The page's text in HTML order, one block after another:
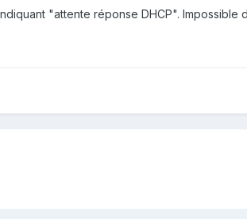
"attente réponse DHCP". Impossible